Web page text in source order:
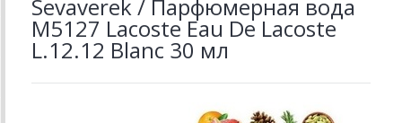
Sevaverek / Парфюмерная вода
M5127 Lacoste Eau De Lacoste
L.12.12 Blanc 30 мл